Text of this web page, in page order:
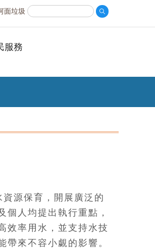
面垃圾
服務
源保育，開展廣泛的
人均提出執行重點，
效率用水，並支持水技
來不容小覷的影響。